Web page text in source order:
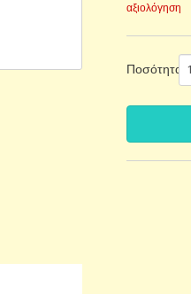
αξιολόγηση
Ποσότητα